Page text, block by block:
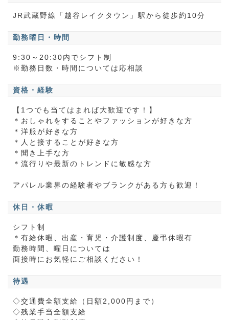
JR武蔵野線「越谷レイクタウン」駅から徒歩約10分
勤務曜日・時間
9:30～20:30内でシフト制
※勤務日数・時間については応相談
資格・経験
【1つでも当てはまれば大歓迎です！】
＊おしゃれをすることやファッションが好きな方
＊洋服が好きな方
＊人と接することが好きな方
＊聞き上手な方
＊流行りや最新のトレンドに敏感な方
アパレル業界の経験者やブランクがある方も歓迎！
休日・休暇
シフト制
＊有給休暇、出産・育児・介護制度、慶弔休暇有
勤務時間、曜日については
面接時にお気軽にご相談ください！
待遇
◇交通費全額支給（日額2,000円まで）
◇残業手当全額支給